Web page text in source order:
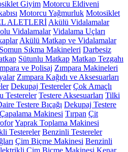
Giyim Motorcu Eldiveni
Motorcu Yağmurluk Motosiklet
ALETLERİ Akülü Vidalamalar
Vidalamalar Vidalama Uçları
Akülü Matkap ve Vidalamalar
Somun Sıkma Makineleri Darbesiz
Sütunlu Matkap Matkap Tezgahı
ve Polisaj Zımpara Makineleri
Zımpara Kağıdı ve Aksesuarları
Dekupaj Testereler Çok Amaçlı
Testereler Testere Aksesuarları Tilki
Testere Bıçağı Dekupaj Testere
Çapalama Makinesi Tırpan Çit
Yaprak Toplama Makinesi
Testereler Benzinli Testereler
Çim Biçme Makinesi Benzinli
Çim Biçme Makinesi Kenar